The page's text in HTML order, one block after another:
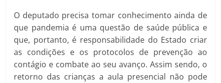
O deputado precisa tomar conhecimento ainda de
que pandemia é uma questão de saúde pública e
que, portanto, é responsabilidade do Estado criar
as condições e os protocolos de prevenção ao
contágio e combate ao seu avanço. Assim sendo, o
retorno das crianças a aula presencial não pode